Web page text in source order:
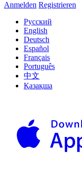
Anmelden Registrieren
Русский
English
Deutsch
Español
Français
Português
中文
Қазақша